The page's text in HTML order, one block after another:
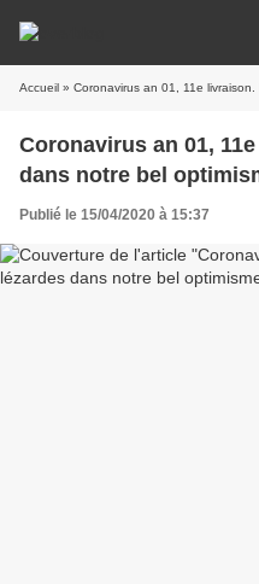
Accueil » Coronavirus an 01, 11e
Coronavirus an 01,
dans notre bel
Publié le 15/04/2020 à 15:37